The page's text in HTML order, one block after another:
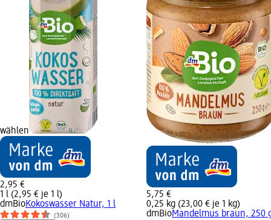
wählen
2,95 €
1 l (2,95 € je 1 l)
dmBioKokoswasser Natur, 1 l
(306)
5,75 €
0,25 kg (23,00 € je 1 kg)
dmBioMandelmus braun, 250